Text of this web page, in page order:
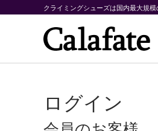
クライミングシューズは国内最大規
ログイン